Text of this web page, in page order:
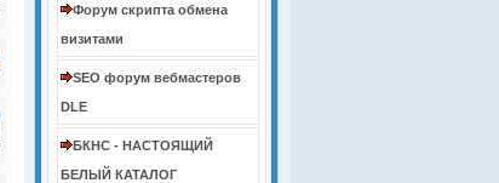
Форум скрипта обмена
визитами
SEO форум вебмастеров
DLE
БКНС - НАСТОЯЩИЙ
БЕЛЫЙ КАТАЛОГ